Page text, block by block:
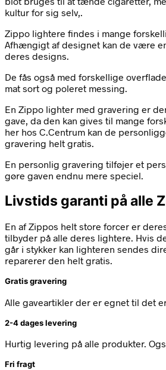
kultur for sig selv,.
Zippo lightere findes i mange
Afhængigt af designet kan de være
deres designs.
De fås også med forskellige
mat sort og poleret messing.
En Zippo lighter med gravering er
gave, da den kan gives til mange
her hos C.Centrum kan de
gravering helt gratis.
En personlig gravering tilføjer et
gøre gaven endnu mere speciel.
Livstids garanti på alle
En af Zippos helt store forcer er
tilbyder på alle deres lightere. Hvis
går i stykker kan lighteren sendes
reparerer den helt gratis.
Gratis gravering
Alle gaveartikler der er egnet til det
2-4 dages levering
Hurtig levering på alle produkter.
Fri fragt